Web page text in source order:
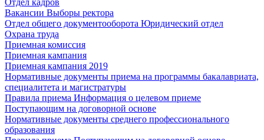
Вакансии Выборы ректора
Отдел общего документооборота Юридический отдел
Охрана труда
Приемная комиссия
Приемная кампания
Приемная кампания 2019
Нормативные документы приема на программы бакалавриата,
специалитета и магистратуры
Правила приема Информация о целевом приеме
Поступающим на договорной основе
Нормативные документы среднего профессионального
образования